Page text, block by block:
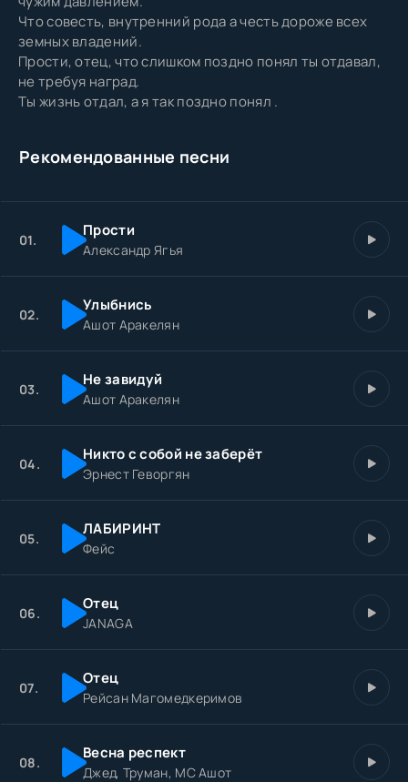
Что совесть, внутренний рода а честь дороже всех
земных владений.
Прости, отец, что слишком поздно понял ты отдавал,
не требуя наград.
Ты жизнь отдал, а я так поздно понял .
Рекомендованные песни
01. Прости
Александр Ягья
02. Улыбнись
Ашот Аракелян
03. Не завидуй
Ашот Аракелян
04. Никто с собой не заберёт
Эрнест Геворгян
05. ЛАБИРИНТ
Фейс
06. Отец
JANAGA
07. Отец
Рейсан Магомедкеримов
08. Весна респект
Джед, Труман, МС Ашот